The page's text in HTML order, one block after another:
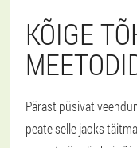
KÕIGE
Pärast püsivat
peate selle jaoks